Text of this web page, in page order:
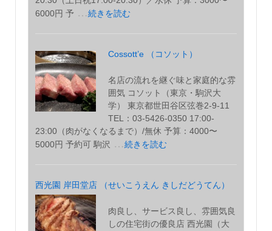
6000円 予 …続きを読む
Cossott’e （コソット）
名店の流れを継ぐ味と家庭的な雰
囲気 コソット（東京・駒沢大
学） 東京都世田谷区弦巻2-9-11
TEL：03-5426-0350 17:00-
23:00（肉がなくなるまで）/無休 予算：4000〜
5000円 予約可 駒沢
…続きを読む
西光園 岸田堂店 （せいこうえん きしだどうてん）
肉良し、サービス良し、雰囲気良
しの住宅街の優良店 西光園（大